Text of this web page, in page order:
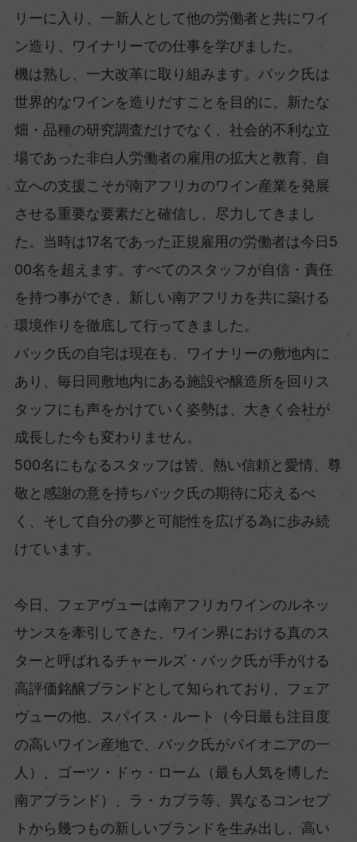
リーに入り、一新人として他の労働者と共にワイ
ン造り、ワイナリーでの仕事を学びました。
機は熟し、一大改革に取り組みます。バック氏は
世界的なワインを造りだすことを目的に、新たな
畑・品種の研究調査だけでなく、社会的不利な立
場であった非白人労働者の雇用の拡大と教育、自
立への支援こそが南アフリカのワイン産業を発展
させる重要な要素だと確信し、尽力してきまし
た。当時は17名であった正規雇用の労働者は今日5
00名を超えます。すべてのスタッフが自信・責任
を持つ事ができ、新しい南アフリカを共に築ける
環境作りを徹底して行ってきました。
バック氏の自宅は現在も、ワイナリーの敷地内に
あり、毎日同敷地内にある施設や醸造所を回りス
タッフにも声をかけていく姿勢は、大きく会社が
成長した今も変わりません。
500名にもなるスタッフは皆、熱い信頼と愛情、尊
敬と感謝の意を持ちバック氏の期待に応えるべ
く、そして自分の夢と可能性を広げる為に歩み続
けています。
今日、フェアヴューは南アフリカワインのルネッ
サンスを牽引してきた、ワイン界における真のス
ターと呼ばれるチャールズ・バック氏が手がける
高評価銘醸ブランドとして知られており、フェア
ヴューの他、スパイス・ルート（今日最も注目度
の高いワイン産地で、バック氏がパイオニアの一
人）、ゴーツ・ドゥ・ローム（最も人気を博した
南アブランド）、ラ・カプラ等、異なるコンセプ
トから幾つもの新しいブランドを生み出し、高い